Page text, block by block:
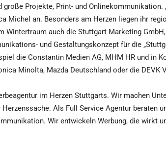
große Projekte, Print- und Onlinekommunikation.
Michel an. Besonders am Herzen liegen ihr
Wintertraum auch die Stuttgart Marketing
und Gestaltungskonzept für die
die Constantin Medien AG, MHM HR und in
Minolta, Mazda Deutschland oder die DEVK
im Herzen Stuttgarts. Wir machen
Als Full Service Agentur beraten
Wir entwickeln Werbung, die wirkt